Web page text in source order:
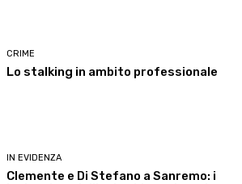
CRIME
Lo stalking in ambito professionale
IN EVIDENZA
Clemente e Di Stefano a Sanremo: i